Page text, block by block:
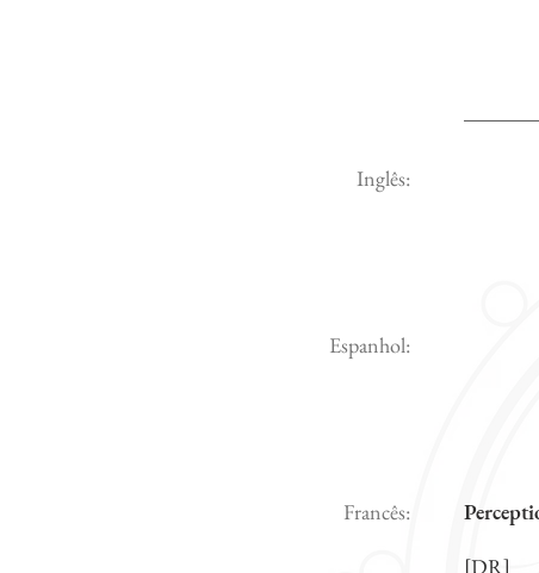
Inglês:
Espanhol:
Francês:
[DR]